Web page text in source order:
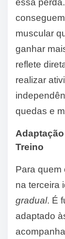
essa
muscular
ganhar
reflete
realizar
quedas e
Treino
Para quem
na terceira
gradual. É
adaptado